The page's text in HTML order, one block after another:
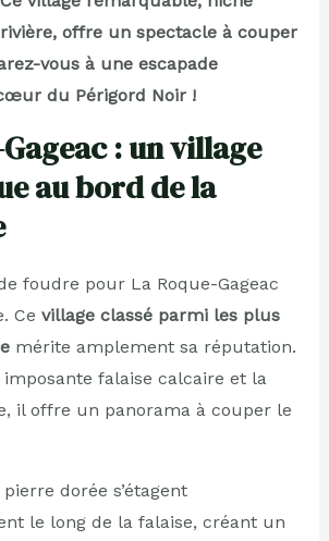
offre un spectacle à couper
vous à une escapade
du Périgord Noir !
: un village
au bord de la
foudre pour La Roque-Gageac
Ce village classé parmi les plus
mérite amplement sa réputation.
falaise calcaire et la
il offre un panorama à couper le
dorée s’étagent
le long de la falaise, créant un